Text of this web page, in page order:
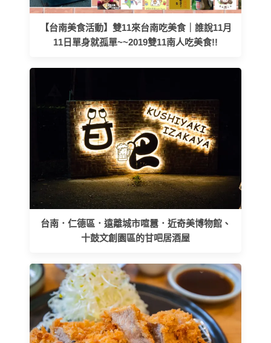
【台南美食活動】雙11來台南吃美食｜誰說11月
11日單身就孤單~~2019雙11南人吃美食!!
台南．仁德區．遠離城市喧囂．近奇美博物館、
十鼓文創園區的甘吧居酒屋